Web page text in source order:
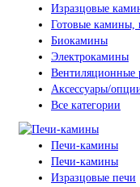
Изразцовые
Готовые камины,
Биокамины
Электрокамины
Вентиляционные
Аксессуары/
Все категории
Печи-камины
Печи-камины
Изразцовые печи